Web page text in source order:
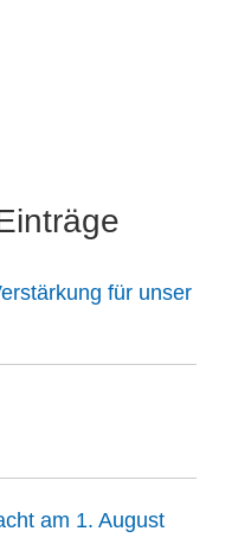
für unser
am 1. August